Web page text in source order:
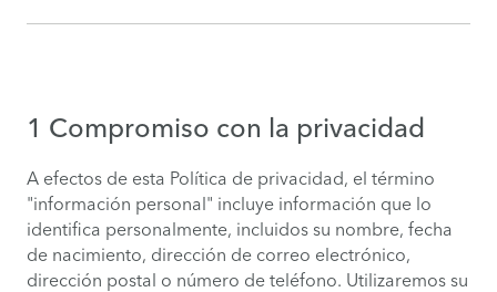
1 Compromiso con la privacidad
A efectos de esta Política de privacidad, el término
"información personal" incluye información que lo
identifica personalmente, incluidos su nombre, fecha
de nacimiento, dirección de correo electrónico,
dirección postal o número de teléfono. Utilizaremos su